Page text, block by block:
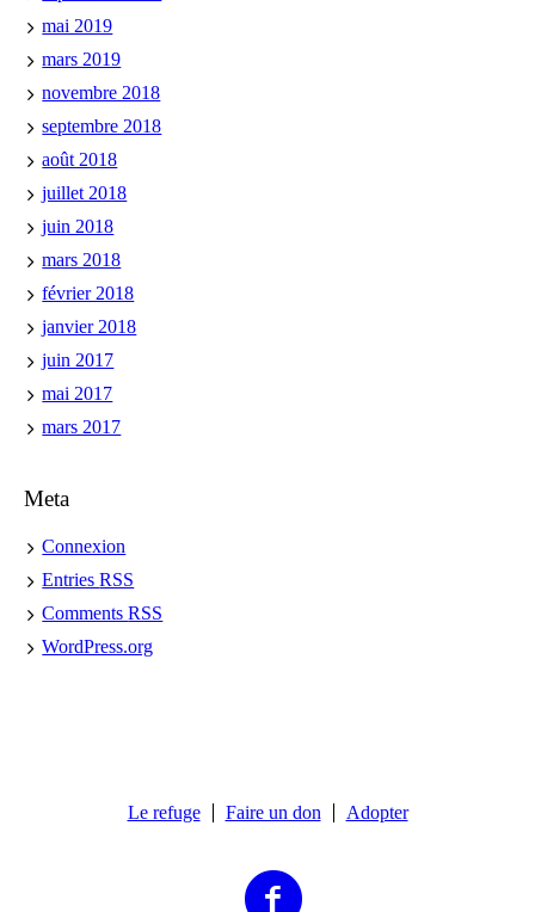
mai 2019
mars 2019
novembre 2018
septembre 2018
août 2018
juillet 2018
juin 2018
mars 2018
février 2018
janvier 2018
juin 2017
mai 2017
mars 2017
Meta
Connexion
EntriesRSS
CommentsRSS
WordPress.org
Le refuge Faire un don Adopter